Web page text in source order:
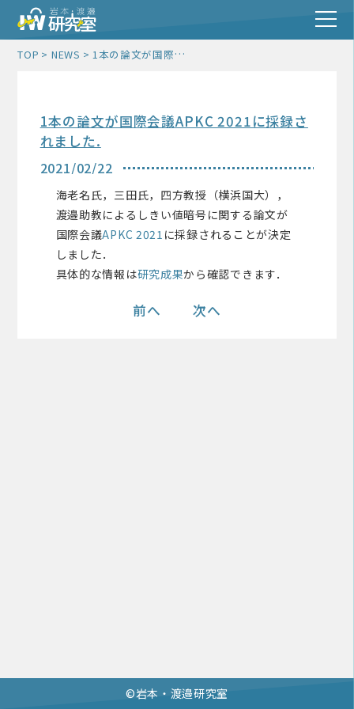
TOP NEWS 1本の論文が国際会議APKC 2021に採録されました.
1本の論文が国際会議APKC 2021に採録さ
れました.
2021/02/22
海老名氏，三田氏，四方教授（横浜国大），
渡邉助教によるしきい値暗号に関する論文が
国際会議APKC 2021 に採録されることが決定
しました．
具体的な情報は研究成果から確認できます．
前へ 次へ
©︎岩本・渡邉研究室